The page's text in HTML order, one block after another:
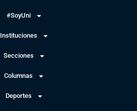
#SoyUni
Instituciones
Secciones
Columnas
Deportes